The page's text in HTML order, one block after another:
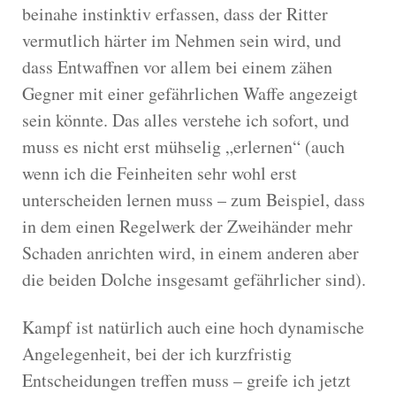
beinahe instinktiv erfassen, dass der Ritter
vermutlich härter im Nehmen sein wird, und
dass Entwaffnen vor allem bei einem zähen
Gegner mit einer gefährlichen Waffe angezeigt
sein könnte. Das alles verstehe ich sofort, und
muss es nicht erst mühselig „erlernen“ (auch
wenn ich die Feinheiten sehr wohl erst
unterscheiden lernen muss – zum Beispiel, dass
in dem einen Regelwerk der Zweihänder mehr
Schaden anrichten wird, in einem anderen aber
die beiden Dolche insgesamt gefährlicher sind).
Kampf ist natürlich auch eine hoch dynamische
Angelegenheit, bei der ich kurzfristig
Entscheidungen treffen muss – greife ich jetzt